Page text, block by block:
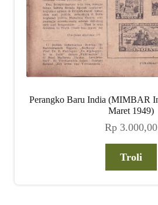
Perangko Baru India (MIMBAR
Maret 1949)
Rp 3.000,00
Troli